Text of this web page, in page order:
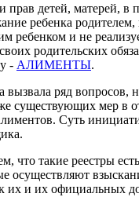
прав детей, матерей, в
ребенка
ребенком и не
родительских
- АЛИМЕНТЫ.
ряд вопросов,
существующих мер в
Суть
что такие реестры
осуществляют
их и их официальных